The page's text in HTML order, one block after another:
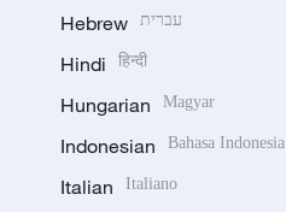
Hebrew עברית
Hindi हिन्दी
Hungarian Magyar
Indonesian Bahasa Indonesia
Italian Italiano